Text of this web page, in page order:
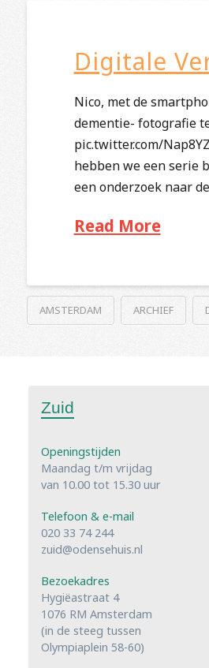
Digitale
Nico, met de
dementie- fotografie
pic.twitter.com/
hebben we een serie
een onderzoek naar
Read More
AMSTERDAM ARCHIEF
Zuid
Openingstijden
Maandag t/m vrijdag
van 10.00 tot 15.30 uur
Telefoon & e-mail
020 33 74 244
zuid@odensehuis.nl
Bezoekadres
Hygiëastraat 4
1076 RM Amsterdam
(in de steeg tussen
Olympiaplein 58-60)